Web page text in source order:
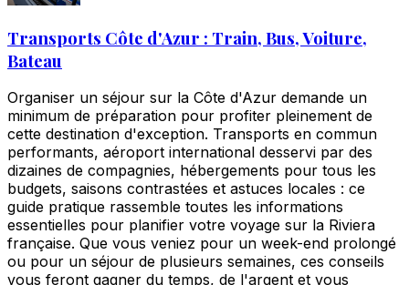
Transports Côte d'Azur : Train, Bus, Voiture,
Bateau
Organiser un séjour sur la Côte d'Azur demande un
minimum de préparation pour profiter pleinement de
cette destination d'exception. Transports en commun
performants, aéroport international desservi par des
dizaines de compagnies, hébergements pour tous les
budgets, saisons contrastées et astuces locales : ce
guide pratique rassemble toutes les informations
essentielles pour planifier votre voyage sur la Riviera
française. Que vous veniez pour un week-end prolongé
ou pour un séjour de plusieurs semaines, ces conseils
vous feront gagner du temps, de l'argent et vous